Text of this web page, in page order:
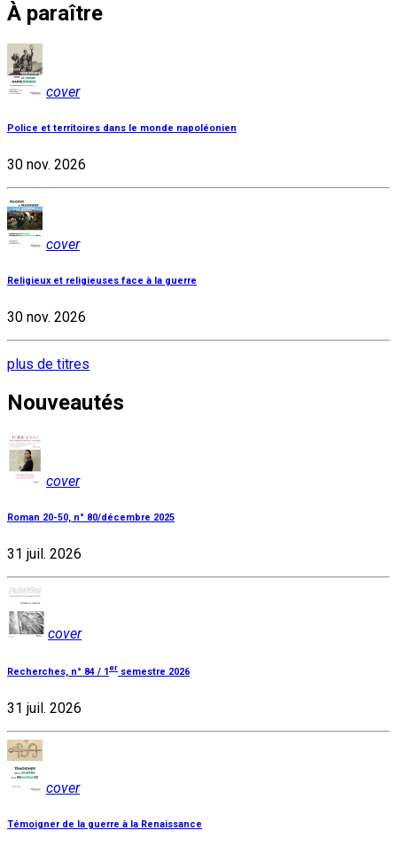
À paraître
cover
Police et territoires dans le monde napoléonien
30 nov. 2026
cover
Religieux et religieuses face à la guerre
30 nov. 2026
plus de titres
Nouveautés
cover
Roman 20-50, n° 80/décembre 2025
31 juil. 2026
cover
Recherches, n° 84 / 1 er semestre 2026
31 juil. 2026
cover
Témoigner de la guerre à la Renaissance